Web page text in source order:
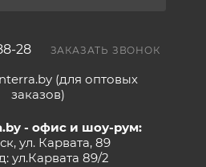
28 ЗАКАЗАТЬ ЗВОНОК
(для оптовых
заказов)
- офис и шоу-рум:
ул. Карвата, 89
ул.Карвата 89/2